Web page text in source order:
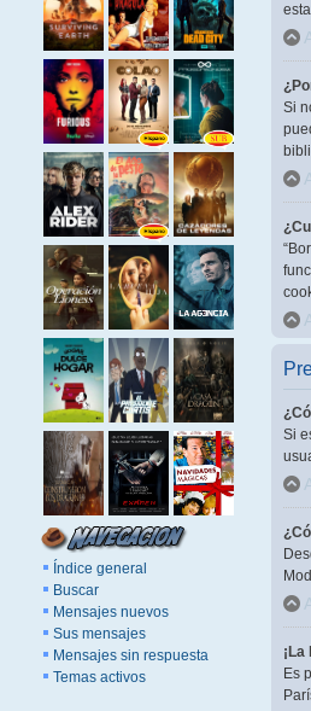
Índice general
Buscar
Mensajes nuevos
Sus mensajes
Mensajes sin respuesta
Temas activos
Si
Si
Es